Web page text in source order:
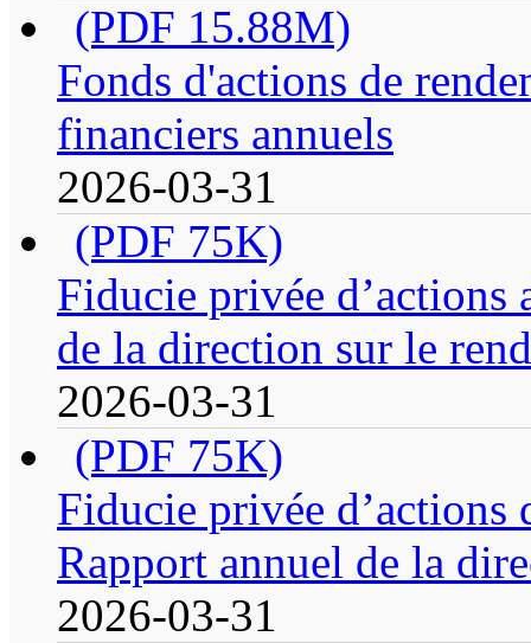
(PDF 15.88M)
Fonds d'actions de
financiers annuels
2026-03-31
(PDF 75K)
Fiducie privée d’actions
de la direction sur le
2026-03-31
(PDF 75K)
Fiducie privée d’actions
Rapport annuel de la
2026-03-31